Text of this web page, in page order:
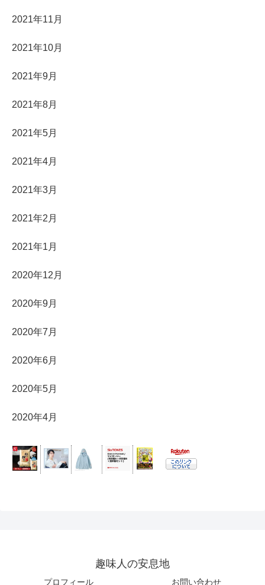
2021年11月
2021年10月
2021年9月
2021年8月
2021年5月
2021年4月
2021年3月
2021年2月
2021年1月
2020年12月
2020年9月
2020年7月
2020年6月
2020年5月
2020年4月
趣味人の安息地
プロフィール お問い合わせ